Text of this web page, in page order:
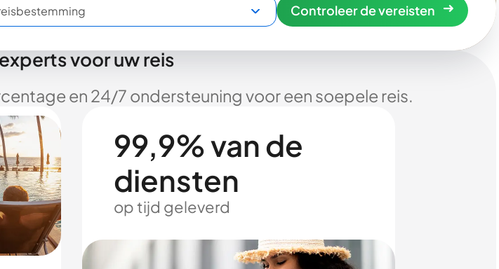
Controleer de vereisten
voor uw reis
en 24/7 ondersteuning voor een soepele reis.
99,9% van de
diensten
op tijd geleverd